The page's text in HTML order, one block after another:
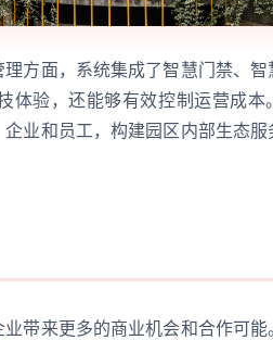
方面，系统集成了智慧门禁、智
体验，还能够有效控制运营成本
业和员工，构建园区内部生态
带来更多的商业机会和合作可